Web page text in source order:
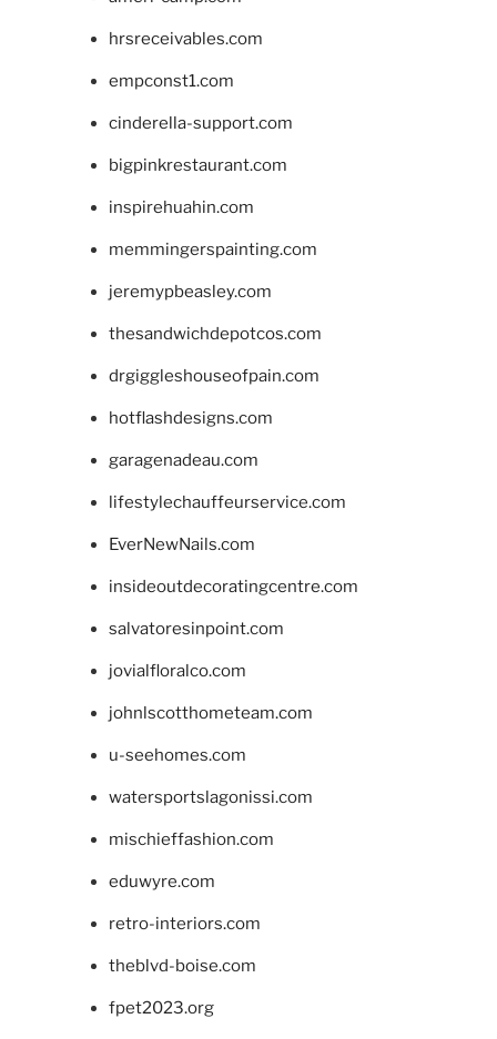
hrsreceivables.com
empconst1.com
cinderella-support.com
bigpinkrestaurant.com
inspirehuahin.com
memmingerspainting.com
jeremypbeasley.com
thesandwichdepotcos.com
drgiggleshouseofpain.com
hotflashdesigns.com
garagenadeau.com
lifestylechauffeurservice.com
EverNewNails.com
insideoutdecoratingcentre.com
salvatoresinpoint.com
jovialfloralco.com
johnlscotthometeam.com
u-seehomes.com
watersportslagonissi.com
mischieffashion.com
eduwyre.com
retro-interiors.com
theblvd-boise.com
fpet2023.org